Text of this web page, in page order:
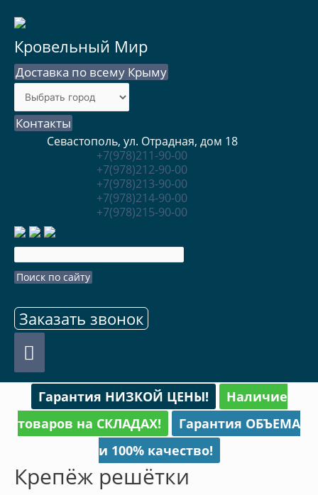
Кровельный Мир
Доставка по всему Крыму
Контакты
Севастополь, ул. Отрадная, дом 18
+7(978)211-90-00
+7(978)212-90-00
+7(978)213-90-00
+7(978)214-90-00
+7(978)215-90-00
Заказать звонок
Главное
меню
Гарантия НИЗКОЙ ЦЕНЫ!
Наличие
товаров на СКЛАДАХ!
Гарантия ОБЪЕМА
и 100% качество!
Крепёж решётки